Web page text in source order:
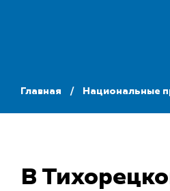
Главная Национальные
В